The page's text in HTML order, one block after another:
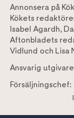
Annonsera på
Kökets
Isabel Agardh,
Aftonbladets
Vidlund och Lisa
Ansvarig
Försäljningschef: